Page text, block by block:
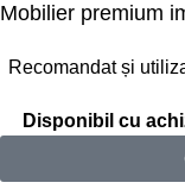
Mobilier premium
Recomandat și
Disponibil cu